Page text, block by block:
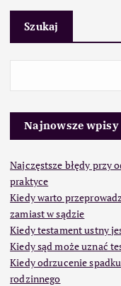
Szukaj
Najnowsze wpisy
Najczęstsze błędy przy
praktyce
Kiedy warto
zamiast w sądzie
Kiedy testament ustny
Kiedy sąd może uznać
Kiedy odrzucenie
rodzinnego